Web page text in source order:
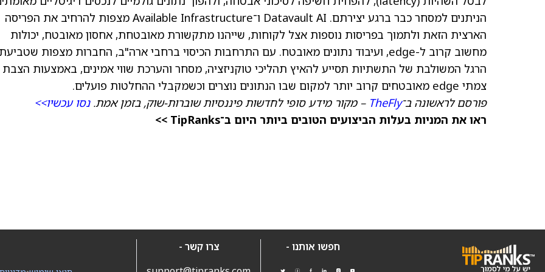
הניתנים למסחר כבר ברגע יצירתם. Datavault AI ו־Available Infrastructure מצפות להרחיב את הפריסה
הארצית הזאת ולתמוך בפריסות נוספות אצל לקוחות, שייהנו מתקשורת מאובטחת, אחסון מאובטח, יכולות
מחשוב קרוב ל-edge, ועיבוד נתונים מאובטח. עם התרחבות הכיסוי ברחבי ארה"ב, החברות מצפות שטביעת
הרגל המשולבת של התשתיות תסייע להאיץ תהליכי טוקניזציה, מסחר והערכת שווי אמינים, באמצעות הצבת
צמתי edge מאובטחים קרוב יותר למקום שבו הנתונים נוצרים וכשמקבלי ההחלטות פועלים.
פורסם לראשונה ב־TheFly – מקור מידע סופי לחדשות פיננסיות שוברות-שוק, בזמן אמת.נסו עכשיו>>
ראו את המניות בעלות הביצועים הטובים ביותר היום ב־TipRanks >>
חפשו אותנו -
צרו קשר -